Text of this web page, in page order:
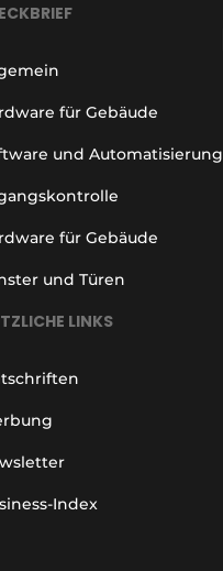
für Gebäude
und Automatisierung
für Gebäude
und Türen
LINKS
Index